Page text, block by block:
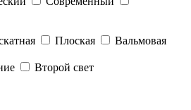
Плоская
Вальмовая
Второй свет